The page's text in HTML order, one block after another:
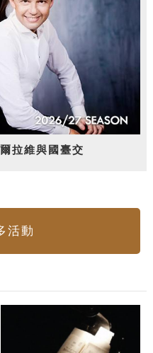
拉維與國臺交
活動